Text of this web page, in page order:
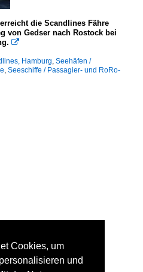
die Scandlines Fähre
von Gedser nach Rostock bei

Hamburg, Seehäfen /
, Seeschiffe / Passagier- und RoRo-
Cookies, um
und